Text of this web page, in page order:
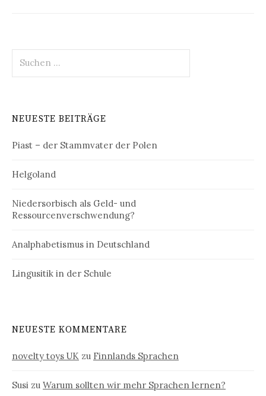
nach:
NEUESTE BEITRÄGE
Piast – der Stammvater der Polen
Helgoland
Niedersorbisch als Geld- und
Ressourcenverschwendung?
Analphabetismus in Deutschland
Lingusitik in der Schule
NEUESTE KOMMENTARE
novelty toys UK zu Finnlands Sprachen
Susi zu Warum sollten wir mehr Sprachen lernen?